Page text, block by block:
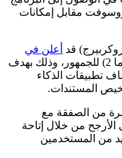
مقابل إمكانات
قد
أعلن في
عن إطلاق (لاما 2) للجمهور، وذلك بهدف
تطبيقات الذكاء
المستندات.
من الصفقة مع
من خلال إتاحة
من المستخدمين